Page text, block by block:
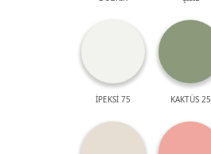
İPEKSİ 75 KAKTÜS 25